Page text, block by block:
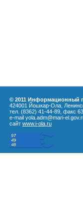
© 2011 Информационный
424001 Йошкар-Ола,
тел. (8362) 41-44-89, факс
e-mail yola.adm@mari-
сайт www.i-ola.ru